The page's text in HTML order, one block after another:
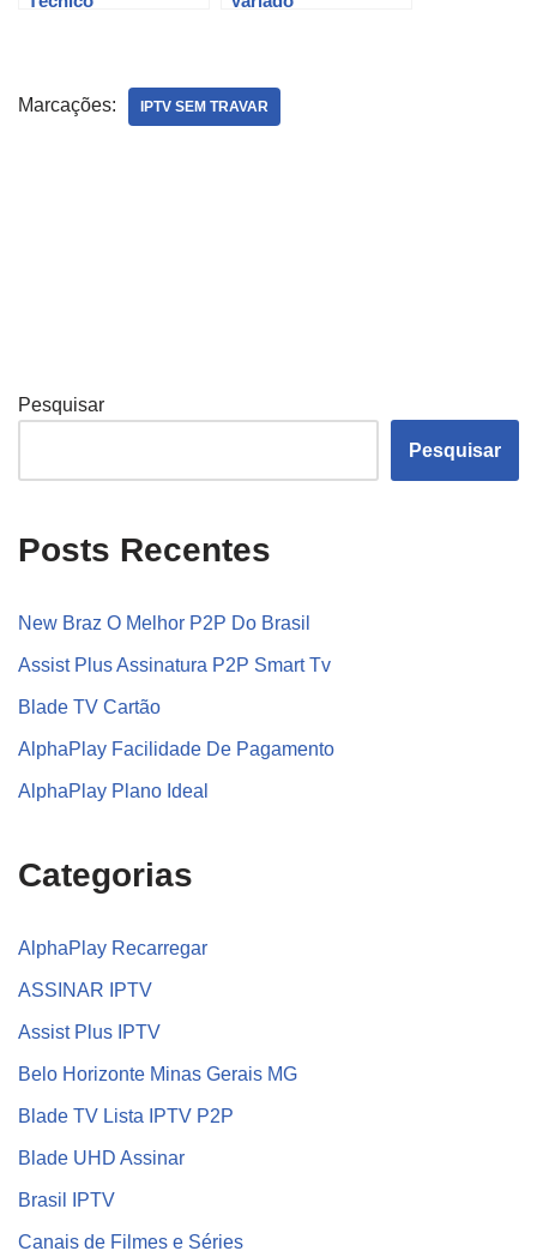
Marcações: IPTV SEM TRAVAR
Pesquisar
Pesquisar
Posts Recentes
New Braz O Melhor P2P Do Brasil
Assist Plus Assinatura P2P Smart Tv
Blade TV Cartão
AlphaPlay Facilidade De Pagamento
AlphaPlay Plano Ideal
Categorias
AlphaPlay Recarregar
ASSINAR IPTV
Assist Plus IPTV
Belo Horizonte Minas Gerais MG
Blade TV Lista IPTV P2P
Blade UHD Assinar
Brasil IPTV
Canais de Filmes e Séries